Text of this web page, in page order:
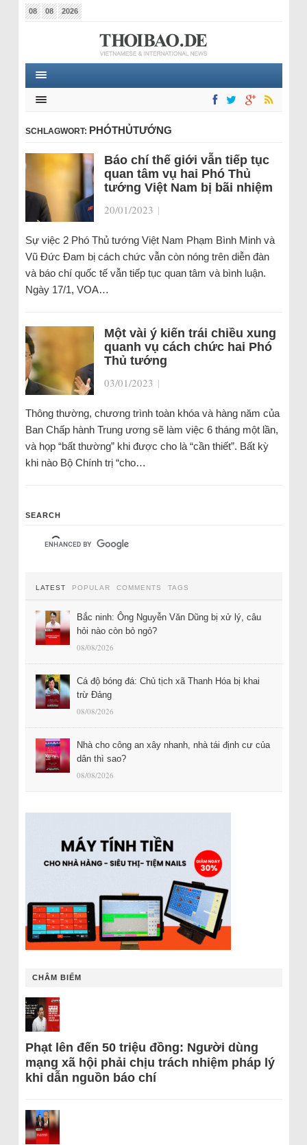
08 08 2026
SCHLAGWORT: PHÓTHỦTƯỚNG
Báo chí thế giới vẫn tiếp tục
quan tâm vụ hai Phó Thủ
tướng Việt Nam bị bãi nhiệm
20/01/2023 |
Sự việc 2 Phó Thủ tướng Việt Nam Phạm Bình Minh và
Vũ Đức Đam bị cách chức vẫn còn nóng trên diễn đàn
và báo chí quốc tế vẫn tiếp tục quan tâm và bình luận.
Ngày 17/1, VOA…
Một vài ý kiến trái chiều xung
quanh vụ cách chức hai Phó
Thủ tướng
03/01/2023 |
Thông thường, chương trình toàn khóa và hàng năm của
Ban Chấp hành Trung ương sẽ làm việc 6 tháng một lần,
và họp “bất thường” khi được cho là “cần thiết”. Bất kỳ
khi nào Bộ Chính trị “cho…
SEARCH
LATEST POPULAR COMMENTS TAGS
Bắc ninh: Ông Nguyễn Văn Dũng bị xử lý, câu
hỏi nào còn bỏ ngỏ?
08/08/2026
Cá độ bóng đá: Chủ tịch xã Thanh Hóa bị khai
trừ Đảng
08/08/2026
Nhà cho công an xây nhanh, nhà tái định cư của
dân thì sao?
08/08/2026
CHÂM BIẾM
Phạt lên đến 50 triệu đồng: Người dùng
mạng xã hội phải chịu trách nhiệm pháp lý
khi dẫn nguồn báo chí